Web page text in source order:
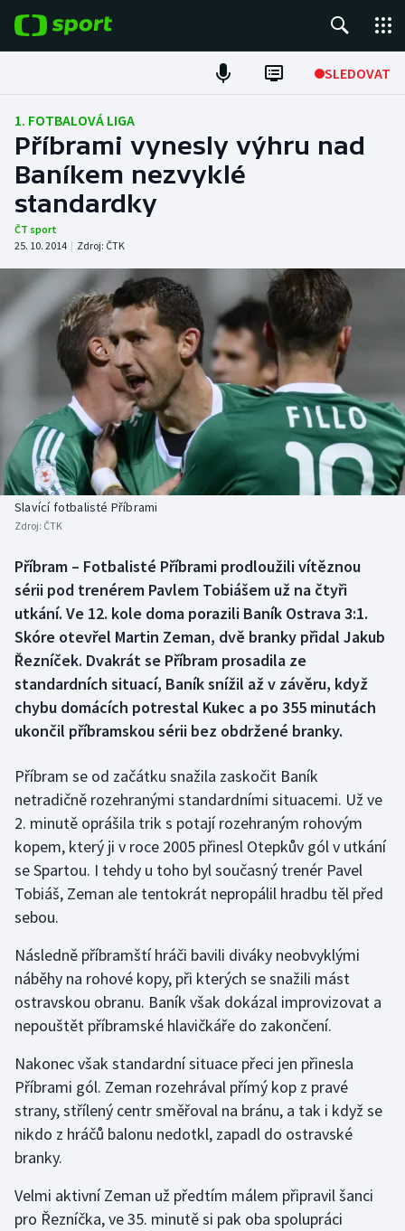
SLEDOVAT
Fotbal
Hokej
Tenis
Atletika
Cyklistika
DALŠÍ SPORTY
Americký fotbal
Baseball a softbal
Basketbal
Biatlon
Box
Curling
Dostihy
Florbal
Futsal
Golf
Gymnastika
Házená
Judo
Krasobruslení
Lezení
Lyže a snowboard
Moderní pětiboj
Motorsport
NEPŘEHLÉDNĚTE
Soutěže
Historické návraty
Aplikace ČT sport
1. FOTBALOVÁ LIGA
Příbrami vynesly výhru nad
Baníkem nezvyklé
standardky
ČT sport
25. 10. 2014 | Zdroj: ČTK
Slavící fotbalisté Příbrami
Zdroj: ČTK
Příbram – Fotbalisté Příbrami prodloužili vítěznou
sérii pod trenérem Pavlem Tobiášem už na čtyři
utkání. Ve 12. kole doma porazili Baník Ostrava 3:1.
Skóre otevřel Martin Zeman, dvě branky přidal Jakub
Řezníček. Dvakrát se Příbram prosadila ze
standardních situací, Baník snížil až v závěru, když
chybu domácích potrestal Kukec a po 355 minutách
ukončil příbramskou sérii bez obdržené branky.
Příbram se od začátku snažila zaskočit Baník
netradičně rozehranými standardními situacemi. Už ve
2. minutě oprášila trik s potají rozehraným rohovým
kopem, který ji v roce 2005 přinesl Otepkův gól v utkání
se Spartou. I tehdy u toho byl současný trenér Pavel
Tobiáš, Zeman ale tentokrát nepropálil hradbu těl před
sebou.
Následně příbramští hráči bavili diváky neobvyklými
náběhy na rohové kopy, při kterých se snažili mást
ostravskou obranu. Baník však dokázal improvizovat a
nepouštět příbramské hlavičkáře do zakončení.
Nakonec však standardní situace přeci jen přinesla
Příbrami gól. Zeman rozehrával přímý kop z pravé
strany, střílený centr směřoval na bránu, a tak i když se
nikdo z hráčů balonu nedotkl, zapadl do ostravské
branky.
Velmi aktivní Zeman už předtím málem připravil šanci
pro Řezníčka, ve 35. minutě si pak oba spolupráci